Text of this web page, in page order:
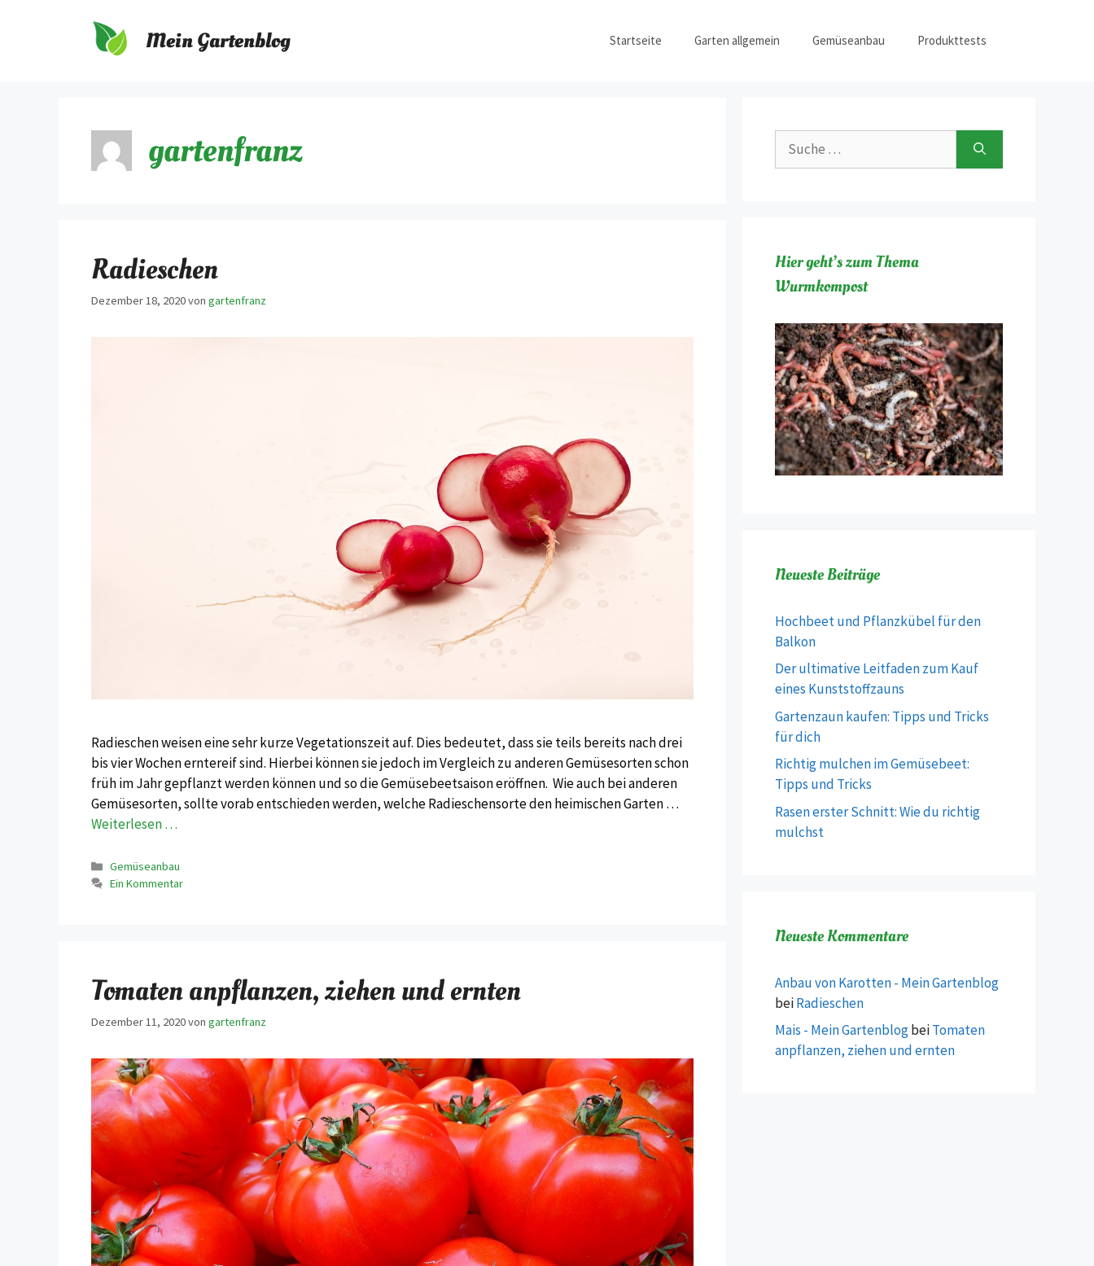
Mein Gartenblog Startseite Garten allgemein Gemüseanbau Produkttests
gartenfranz
Radieschen
Dezember 18, 2020von gartenfranz
Radieschen weisen eine sehr kurze Vegetationszeit auf. Dies bedeutet, dass sie teils bereits nach drei
bis vier Wochen erntereif sind. Hierbei können sie jedoch im Vergleich zu anderen Gemüsesorten schon
früh im Jahr gepflanzt werden können und so die Gemüsebeetsaison eröffnen. Wie auch bei anderen
Gemüsesorten, sollte vorab entschieden werden, welche Radieschensorte den heimischen Garten …
Weiterlesen …
Kategorien
Gemüseanbau
Ein Kommentar
Tomaten anpflanzen, ziehen und ernten
Dezember 11, 2020von gartenfranz
nach:
Hier geht’s zum Thema
Wurmkompost
Neueste Beiträge
Hochbeet und Pflanzkübel für den
Balkon
Der ultimative Leitfaden zum Kauf
eines Kunststoffzauns
Gartenzaun kaufen: Tipps und Tricks
für dich
Richtig mulchen im Gemüsebeet:
Tipps und Tricks
Rasen erster Schnitt: Wie du richtig
mulchst
Neueste Kommentare
Anbau von Karotten - Mein Gartenblog
beiRadieschen
Mais - Mein GartenblogbeiTomaten
anpflanzen, ziehen und ernten